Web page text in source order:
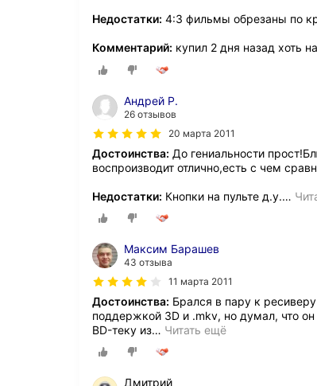
Недостатки: 4:3 фильмы обрезаны по
Комментарий: купил 2 дня назад хоть
Андрей Р.
26 отзывов
20 марта 2011
Достоинства: До гениальности
воспроизводит отлично,есть с чем
Недостатки: Кнопки на пульте д.у.…
Максим Барашев
43 отзыва
11 марта 2011
Достоинства: Брался в пару к
поддержкой 3D и .mkv, но думал, что
BD-теку из… Читать ещё
Дмитрий